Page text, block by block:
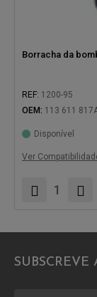
Borracha da
REF: 1200-95
OEM: 113 611
Disponível
Ver
Compatível com:
SUBSCREVE